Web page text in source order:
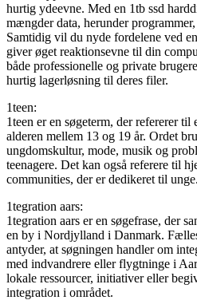
hurtig ydeevne. Med en 1tb ssd
mængder data, herunder
Samtidig vil du nyde fordelene ved
giver øget reaktionsevne til din
både professionelle og private
hurtig lagerløsning til deres filer.
1teen:
1teen er en søgeterm, der refererer til
alderen mellem 13 og 19 år. Ordet
ungdomskultur, mode, musik og
teenagere. Det kan også referere til
communities, der er dedikeret til unge.
1tegration aars:
1tegration aars er en søgefrase, der
en by i Nordjylland i Danmark.
antyder, at søgningen handler om
med indvandrere eller flygtninge i
lokale ressourcer, initiativer eller
integration i området.